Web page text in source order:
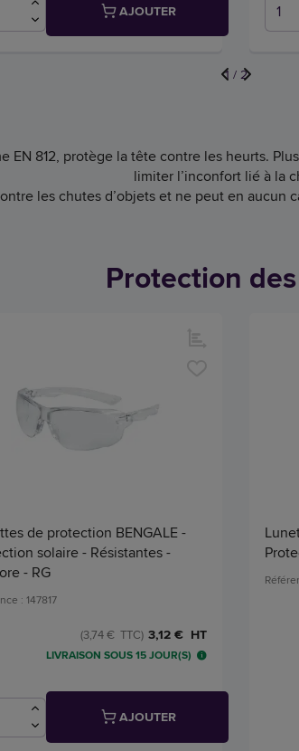
AJOUTER
1 / 2
EN 812, protège la tête contre les heurts.
limiter l’inconfort lié à la
les chutes d’objets et ne peut en aucun
Protection
de protection BENGALE -
solaire - Résistantes -
- RG
: 147817
3,12 € HT
(3,74 € TTC)
LIVRAISON SOUS 15 JOUR(S)
AJOUTER